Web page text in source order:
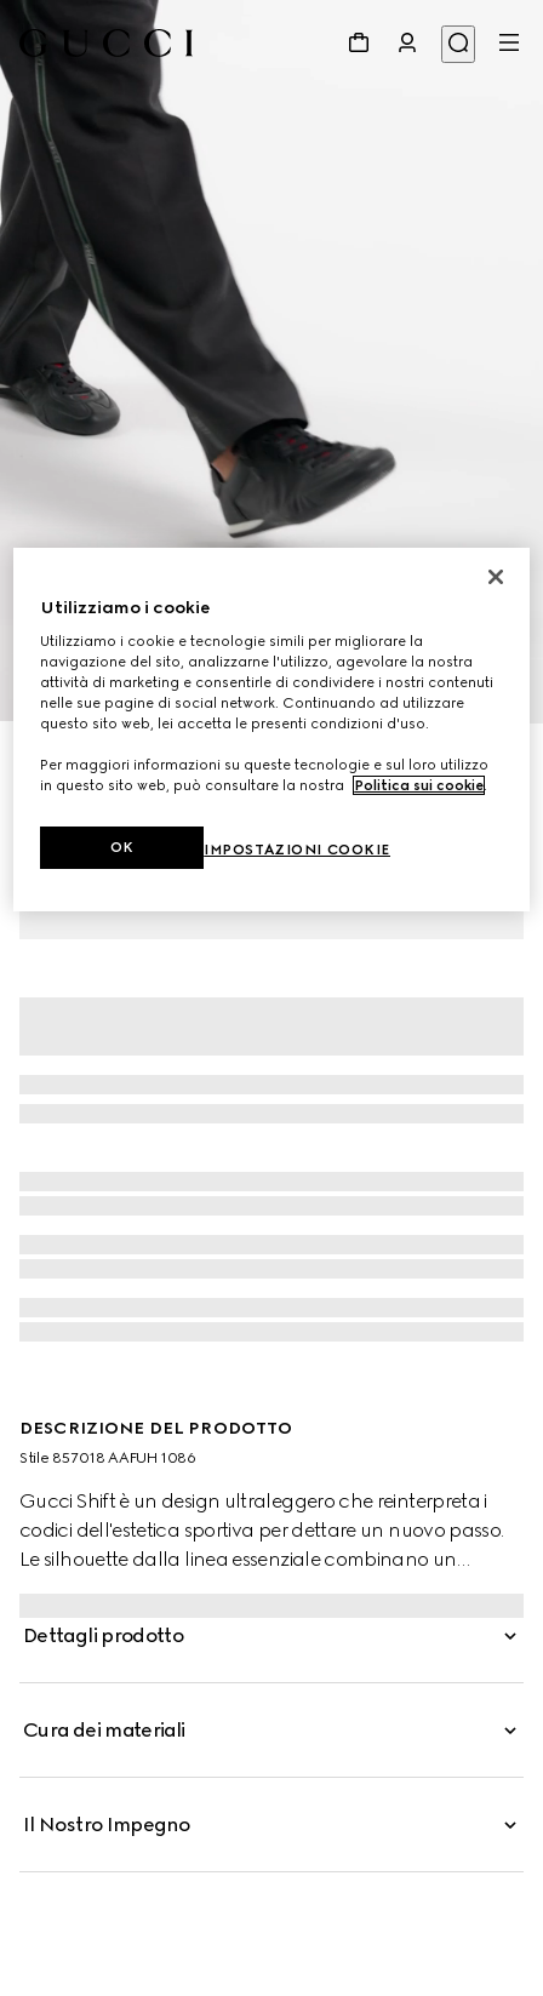
8
Sneaker uomo Gucci Shift
CHF 570
DESCRIZIONE DEL PRODOTTO
Stile ‎857018 AAFUH 1086
Gucci Shift è un design ultraleggero che reinterpreta i
codici dell'estetica sportiva per dettare un nuovo passo.
Le silhouette dalla linea essenziale combinano un
modello come una striscia continua rifinita dalle cuciture
Dettagli prodotto
Cura dei materiali
Il Nostro Impegno
Utilizziamo i cookie
Utilizziamo i cookie e tecnologie simili per migliorare la
navigazione del sito, analizzarne l'utilizzo, agevolare la nostra
attività di marketing e consentirle di condividere i nostri contenuti
nelle sue pagine di social network. Continuando ad utilizzare
questo sito web, lei accetta le presenti condizioni d'uso.
Per maggiori informazioni su queste tecnologie e sul loro utilizzo
in questo sito web, può consultare la nostra
Politica sui cookie
IMPOSTAZIONI COOKIE
OK